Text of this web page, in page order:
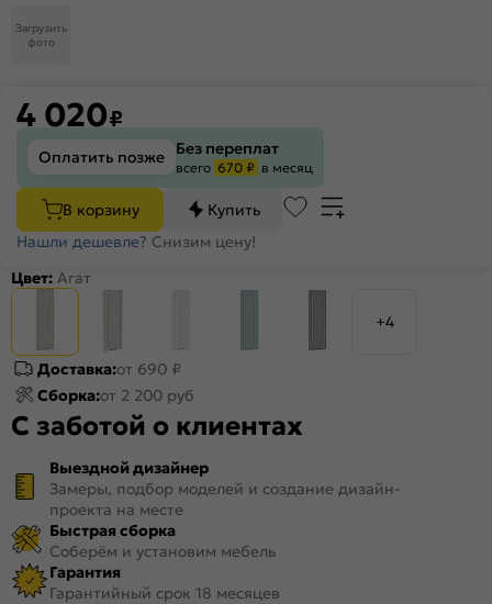
Загрузить
фото
4 020₽
Оплатить позже Без переплат
всего 670 ₽ в месяц
В корзину
Купить
Нашли дешевле? Снизим цену!
Цвет: Агат
+4
Доставка:от 690 ₽
Сборка:от 2 200 руб
С заботой о клиентах
Выездной дизайнер
Замеры, подбор моделей и создание дизайн-
проекта на месте
Быстрая сборка
Соберём и установим мебель
Гарантия
Гарантийный срок 18 месяцев